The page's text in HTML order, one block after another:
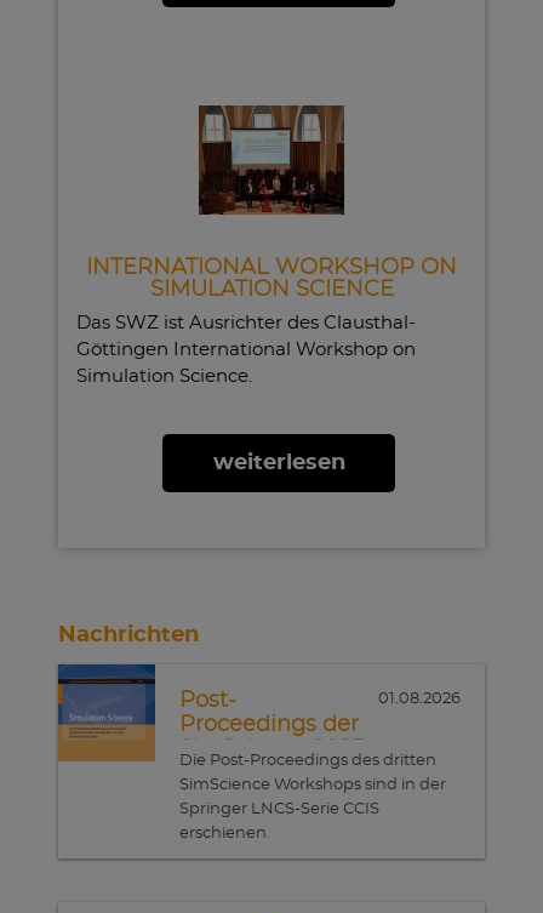
weiterlesen
INTERNATIONAL WORKSHOP ON
SIMULATION SCIENCE
Das SWZ ist Ausrichter des Clausthal-
Göttingen International Workshop on
Simulation Science.
Nachrichten
01.08.2026
Post-
Proceedings der
SimScience 2025
Die Post-Proceedings des dritten
SimScience Workshops sind in der
Springer LNCS-Serie CCIS
erschienen.